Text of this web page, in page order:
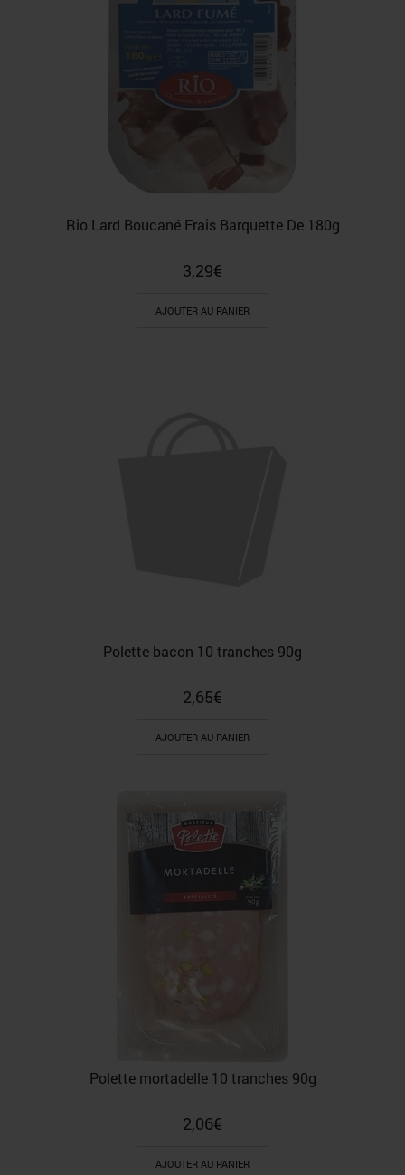
Rio Lard Boucané Frais Barquette De 180g
3,29€
AJOUTER AU PANIER
Polette bacon 10 tranches 90g
2,65€
AJOUTER AU PANIER
Polette mortadelle 10 tranches 90g
2,06€
AJOUTER AU PANIER